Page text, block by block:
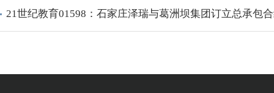
21世纪教育01598：石家庄泽瑞与葛洲坝集团订立总承包